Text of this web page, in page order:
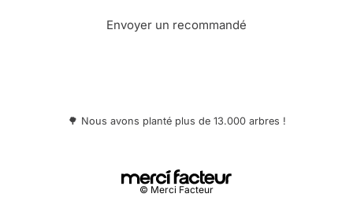
Envoyer un recommandé
🌳 Nous avons planté plus de 13.000 arbres !
© Merci Facteur